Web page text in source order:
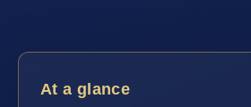
At a glance